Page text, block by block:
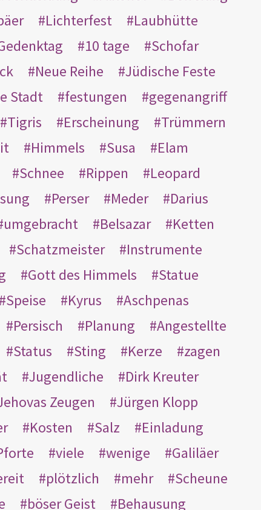
Lichterfest
Laubhütte
10 tage
Schofar
Neue Reihe
Jüdische Feste
Stadt festungen
gegenangriff
Tigris Erscheinung
Trümmern
Himmels Susa
Elam
Schnee Rippen
Leopard
Perser Meder
Darius
umgebracht Belsazar
Ketten
Schatzmeister
Instrumente
Gott des Himmels
Statue
Speise Kyrus
Aschpenas
Persisch Planung
Angestellte
Status Sting Kerze
zagen
Jugendliche
Dirk Kreuter
Zeugen
Jürgen Klopp
Kosten Salz
Einladung
viele wenige
Galiläer
plötzlich mehr
Scheune
böser Geist
Behausung